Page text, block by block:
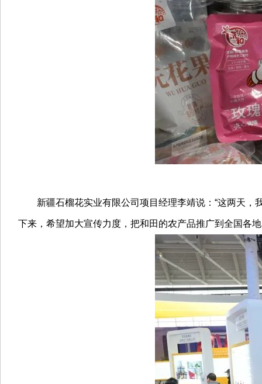
新疆石榴花实业有限公司项目经理李靖说：“这两天，
下来，希望加大宣传力度，把和田的农产品推广到全国各